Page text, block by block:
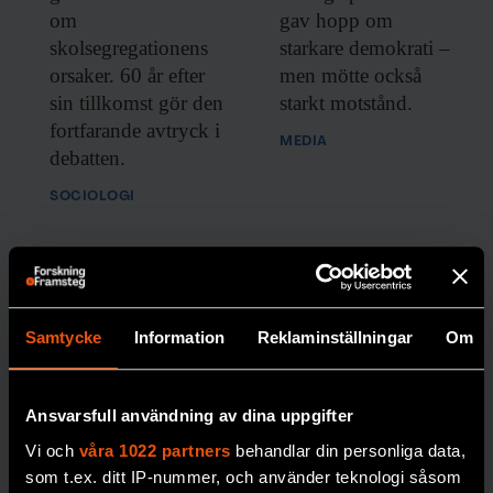
Samtycke Information Reklaminställningar Om
Ansvarsfull användning av dina uppgifter
Vi och våra 1022 partners behandlar din personliga data,
som t.ex. ditt IP-nummer, och använder teknologi såsom
– Vi måste investera rejält i vår egen
digitala infrastruktur – allt från kablar på
havsbotten till egna molntjänster.
Eurostack-initiativet
riktning. Vi behöver också använda
offentlig upphandling som verktyg; om
det en marknad. Och sedan måste vi bygga
mer med öppen mjukvara, på öppna
system kan prata med varandra.
Vilka tjänster undviker du själv?
– Jag försöker ha en pragmatisk
om
skolsegregationens
orsaker. 60 år efter
sin tillkomst gör den
fortfarande avtryck i
debatten.
SOCIOLOGI
gav hopp om
starkare demokrati –
men mötte också
starkt motstånd.
MEDIA
”Förbjud alla
religiösa